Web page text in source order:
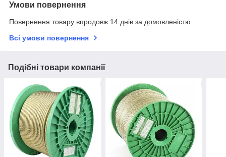
Умови повернення
Повернення товару впродовж 14 днів за домовленістю
Всі умови повернення
Подібні товари компанії